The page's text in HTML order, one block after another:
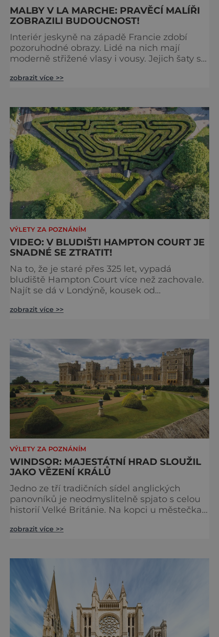
MALBY V LA MARCHE: PRAVĚCÍ MALÍŘI
ZOBRAZILI BUDOUCNOST!
Interiér jeskyně na západě Francie zdobí
pozoruhodné obrazy. Lidé na nich mají
moderně střižené vlasy i vousy. Jejich šaty se
ale staré tisíce let. Jak je to možné?
století. Skrývala překvapivý objev. Foto:
pinterest.
zobrazit více >>
VÝLETY ZA POZNÁNÍM
VIDEO: V BLUDIŠTI HAMPTON COURT JE
SNADNÉ SE ZTRATIT!
Na to, že je staré přes 325 let, vypadá
bludiště Hampton Court více než zachovale.
Najít se dá v Londýně, kousek od
země ho mezi lety 1689 a 1695 vydupou
Oranžského (1650–1702). Zabírá plochu 1300
m² a skrývá se v něm 800 metrů cest.
Původně se v živý plot promění saze
zobrazit více >>
VÝLETY ZA POZNÁNÍM
WINDSOR: MAJESTÁTNÍ HRAD SLOUŽIL
JAKO VĚZENÍ KRÁLŮ
Jedno ze tří tradičních sídel anglických
panovníků je neodmyslitelně spjato s celou
historií Velké Británie. Na kopci u městečka
Londýna, se tyčí gigantická stavba,
chtěli komplex dobýt. Za bezmála 950 let
jeho existence z
zobrazit více >>